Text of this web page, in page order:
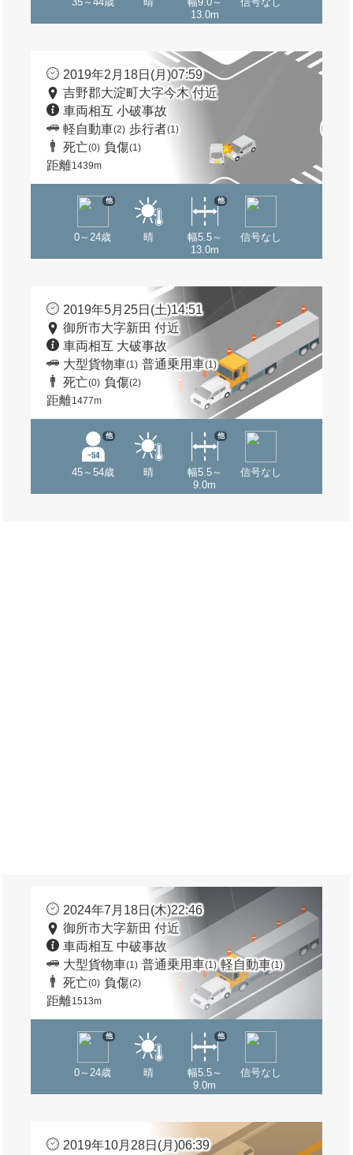
13.0m
2019年2月18日(月)07:59
吉野郡大淀町大字今木 付近
車両相互 小破事故
軽自動車(2) 歩行者(1)
死亡(0) 負傷(1)
距離1439m
0～24歳
他
晴
幅5.5～
13.0m
他
信号なし
2019年5月25日(土)14:51
御所市大字新田 付近
車両相互 大破事故
大型貨物車(1) 普通乗用車(1)
死亡(0) 負傷(2)
距離1477m
45～54歳
他
晴
幅5.5～
9.0m
他
信号なし
2024年7月18日(木)22:46
御所市大字新田 付近
車両相互 中破事故
大型貨物車(1) 普通乗用車(1) 軽自動車(1)
死亡(0) 負傷(2)
距離1513m
0～24歳
他
晴
幅5.5～
9.0m
他
信号なし
2019年10月28日(月)06:39